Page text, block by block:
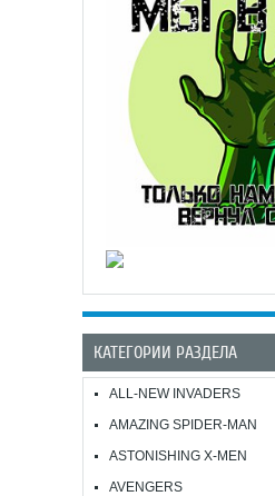
КАТЕГОРИИ РАЗДЕЛА
ALL-NEW INVADERS
AMAZING SPIDER-MAN
ASTONISHING X-MEN
AVENGERS